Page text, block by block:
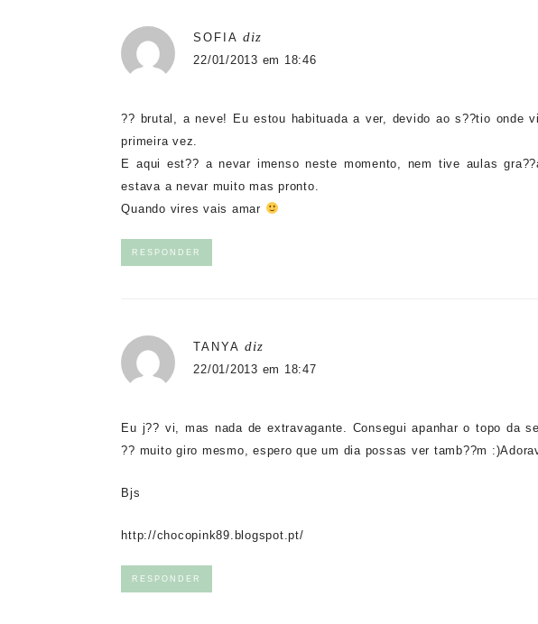
SOFIA diz
22/01/2013 em 18:46
?? brutal, a neve! Eu estou habituada a ver, devido ao s??tio onde
primeira vez.
E aqui est?? a nevar imenso neste momento, nem tive aulas
estava a nevar muito mas pronto.
Quando vires vais amar
RESPONDER
TANYA diz
22/01/2013 em 18:47
Eu j?? vi, mas nada de extravagante. Consegui apanhar o topo da
?? muito giro mesmo, espero que um dia possas ver tamb??m
Bjs
http://chocopink89.blogspot.pt/
RESPONDER